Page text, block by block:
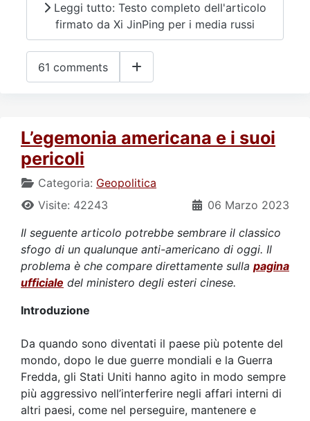
Leggi tutto: Testo completo dell'articolo
firmato da Xi JinPing per i media russi
61 comments
L’egemonia americana e i suoi
pericoli
Categoria: Geopolitica
06 Marzo 2023
Visite: 42243
Il seguente articolo potrebbe sembrare il classico
sfogo di un qualunque anti-americano di oggi. Il
problema è che compare direttamente sulla pagina
ufficiale del ministero degli esteri cinese.
Introduzione
Da quando sono diventati il paese più potente del
mondo, dopo le due guerre mondiali e la Guerra
Fredda, gli Stati Uniti hanno agito in modo sempre
più aggressivo nell’interferire negli affari interni di
altri paesi, come nel perseguire, mantenere e